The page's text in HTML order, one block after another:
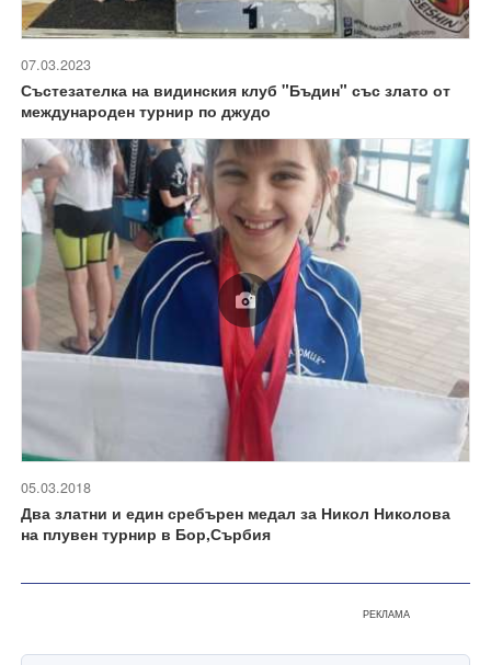
07.03.2023
Състезателка на видинския клуб "Бъдин" със злато от
международен турнир по джудо
05.03.2018
Два златни и един сребърен медал за Никол Николова
на плувен турнир в Бор,Сърбия
РЕКЛАМА